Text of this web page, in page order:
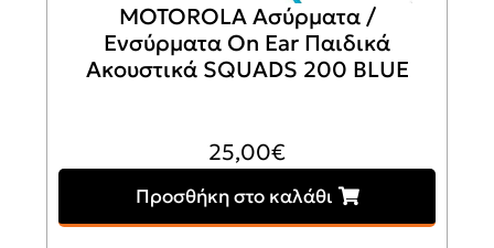
MOTOROLA Ασύρματα /
Ενσύρματα On Ear Παιδικά
Ακουστικά SQUADS 200 BLUE
25,00€
Προσθήκη στο καλάθι